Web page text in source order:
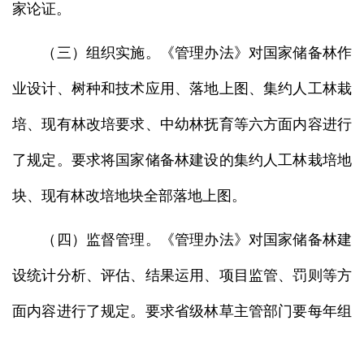
家论证。
（三）组织实施。《管理办法》对国家储备林作
业设计、树种和技术应用、落地上图、集约人工林栽
培、现有林改培要求、中幼林抚育等六方面内容进行
了规定。要求将国家储备林建设的集约人工林栽培地
块、现有林改培地块全部落地上图。
（四）监督管理。《管理办法》对国家储备林建
设统计分析、评估、结果运用、项目监管、罚则等方
面内容进行了规定。要求省级林草主管部门要每年组